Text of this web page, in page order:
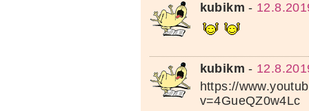
kubikm -
kubikm -
https://
v=4GueQZ0w4Lc